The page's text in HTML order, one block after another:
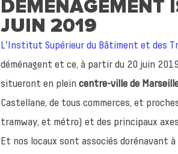
DÉMÉNAGEMENT
JUIN 2019
L’Institut Supérieur du Bâtiment et des
déménagent et ce, à partir du 20 juin
situeront en plein centre-ville de
Castellane, de tous commerces, et
tramway, et métro) et des principaux
Et nos locaux sont associés dorénavant à